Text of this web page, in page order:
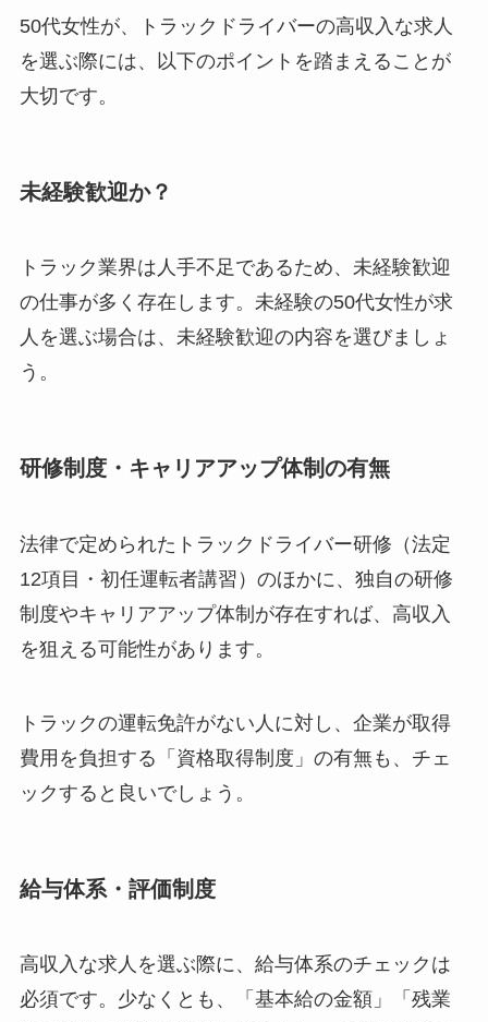
50代女性が、トラックドライバーの高収入な求人
を選ぶ際には、以下のポイントを踏まえることが
大切です。
未経験歓迎か？
トラック業界は人手不足であるため、未経験歓迎
の仕事が多く存在します。未経験の50代女性が求
人を選ぶ場合は、未経験歓迎の内容を選びましょ
う。
研修制度・キャリアアップ体制の有無
法律で定められたトラックドライバー研修（法定
12項目・初任運転者講習）のほかに、独自の研修
制度やキャリアアップ体制が存在すれば、高収入
を狙える可能性があります。
トラックの運転免許がない人に対し、企業が取得
費用を負担する「資格取得制度」の有無も、チェ
ックすると良いでしょう。
給与体系・評価制度
高収入な求人を選ぶ際に、給与体系のチェックは
必須です。少なくとも、「基本給の金額」「残業